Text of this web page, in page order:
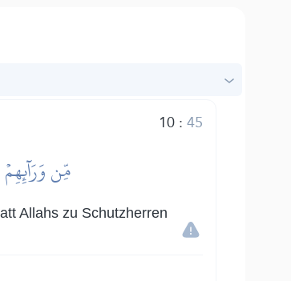
10:45
مِّن
Allahs zu Schutzherren